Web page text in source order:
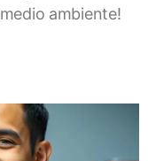
ambiente!